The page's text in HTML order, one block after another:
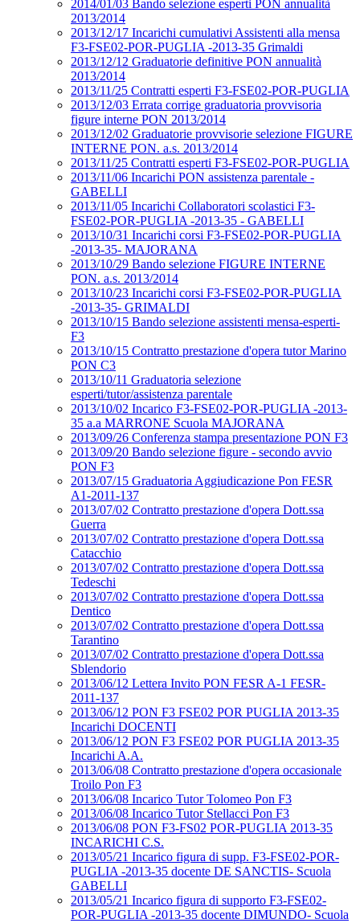
2014/01/03 Bando selezione esperti PON annualità
2013/2014
2013/12/17 Incarichi cumulativi Assistenti alla mensa
F3-FSE02-POR-PUGLIA -2013-35 Grimaldi
2013/12/12 Graduatorie definitive PON annualità
2013/2014
2013/11/25 Contratti esperti F3-FSE02-POR-PUGLIA
2013/12/03 Errata corrige graduatoria provvisoria
figure interne PON 2013/2014
2013/12/02 Graduatorie provvisorie selezione FIGURE
INTERNE PON. a.s. 2013/2014
2013/11/25 Contratti esperti F3-FSE02-POR-PUGLIA
2013/11/06 Incarichi PON assistenza parentale -
GABELLI
2013/11/05 Incarichi Collaboratori scolastici F3-
FSE02-POR-PUGLIA -2013-35 - GABELLI
2013/10/31 Incarichi corsi F3-FSE02-POR-PUGLIA
-2013-35- MAJORANA
2013/10/29 Bando selezione FIGURE INTERNE
PON. a.s. 2013/2014
2013/10/23 Incarichi corsi F3-FSE02-POR-PUGLIA
-2013-35- GRIMALDI
2013/10/15 Bando selezione assistenti mensa-esperti-
F3
2013/10/15 Contratto prestazione d'opera tutor Marino
PON C3
2013/10/11 Graduatoria selezione
esperti/tutor/assistenza parentale
2013/10/02 Incarico F3-FSE02-POR-PUGLIA -2013-
35 a.a MARRONE Scuola MAJORANA
2013/09/26 Conferenza stampa presentazione PON F3
2013/09/20 Bando selezione figure - secondo avvio
PON F3
2013/07/15 Graduatoria Aggiudicazione Pon FESR
A1-2011-137
2013/07/02 Contratto prestazione d'opera Dott.ssa
Guerra
2013/07/02 Contratto prestazione d'opera Dott.ssa
Catacchio
2013/07/02 Contratto prestazione d'opera Dott.ssa
Tedeschi
2013/07/02 Contratto prestazione d'opera Dott.ssa
Dentico
2013/07/02 Contratto prestazione d'opera Dott.ssa
Tarantino
2013/07/02 Contratto prestazione d'opera Dott.ssa
Sblendorio
2013/06/12 Lettera Invito PON FESR A-1 FESR-
2011-137
2013/06/12 PON F3 FSE02 POR PUGLIA 2013-35
Incarichi DOCENTI
2013/06/12 PON F3 FSE02 POR PUGLIA 2013-35
Incarichi A.A.
2013/06/08 Contratto prestazione d'opera occasionale
Troilo Pon F3
2013/06/08 Incarico Tutor Tolomeo Pon F3
2013/06/08 Incarico Tutor Stellacci Pon F3
2013/06/08 PON F3-FS02 POR-PUGLIA 2013-35
INCARICHI C.S.
2013/05/21 Incarico figura di supp. F3-FSE02-POR-
PUGLIA -2013-35 docente DE SANCTIS- Scuola
GABELLI
2013/05/21 Incarico figura di supporto F3-FSE02-
POR-PUGLIA -2013-35 docente DIMUNDO- Scuola